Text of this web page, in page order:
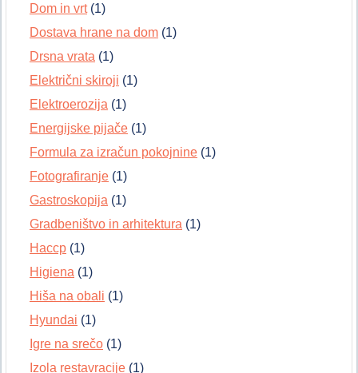
Dom in vrt(1)
Dostava hrane na dom (1)
Drsna vrata (1)
Električni skiroji (1)
Elektroerozija (1)
Energijske pijače (1)
Formula za izračun pokojnine (1)
Fotografiranje (1)
Gastroskopija (1)
Gradbeništvo in arhitektura (1)
Haccp (1)
Higiena (1)
Hiša na obali (1)
Hyundai (1)
Igre na srečo (1)
Izola restavracije (1)